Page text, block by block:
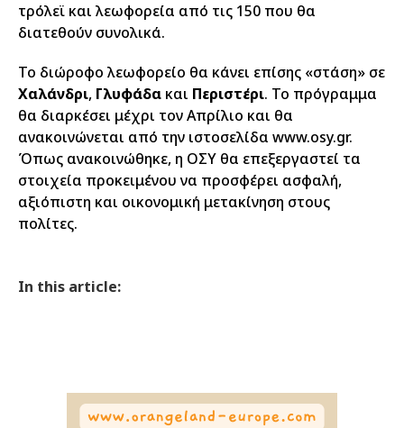
τρόλεϊ και λεωφορεία από τις 150 που θα
διατεθούν συνολικά.
Το διώροφο λεωφορείο θα κάνει επίσης «στάση» σε
Χαλάνδρι, Γλυφάδα και Περιστέρι. Το πρόγραμμα
θα διαρκέσει μέχρι τον Απρίλιο και θα
ανακοινώνεται από την ιστοσελίδα www.osy.gr.
Όπως ανακοινώθηκε, η ΟΣΥ θα επεξεργαστεί τα
στοιχεία προκειμένου να προσφέρει ασφαλή,
αξιόπιστη και οικονομική μετακίνηση στους
πολίτες.
In this article: